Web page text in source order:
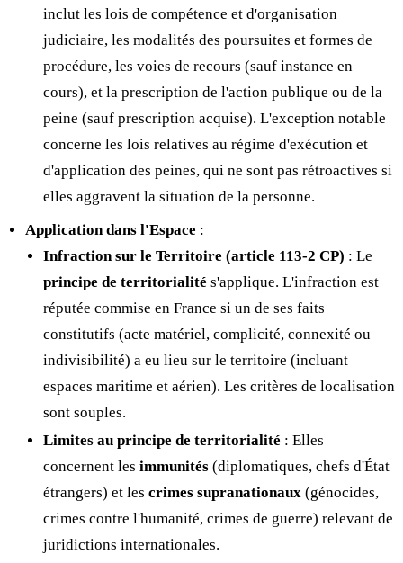
inclut les lois de compétence et d'organisation
judiciaire, les modalités des poursuites et formes de
procédure, les voies de recours (sauf instance en
cours), et la prescription de l'action publique ou de la
peine (sauf prescription acquise). L'exception notable
concerne les lois relatives au régime d'exécution et
d'application des peines, qui ne sont pas rétroactives si
elles aggravent la situation de la personne.
Application dans l'Espace :
Infraction sur le Territoire (article 113-2 CP) : Le
principe de territorialité s'applique. L'infraction est
réputée commise en France si un de ses faits
constitutifs (acte matériel, complicité, connexité ou
indivisibilité) a eu lieu sur le territoire (incluant
espaces maritime et aérien). Les critères de localisation
sont souples.
Limites au principe de territorialité : Elles
concernent les immunités (diplomatiques, chefs d'État
étrangers) et les crimes supranationaux (génocides,
crimes contre l'humanité, crimes de guerre) relevant de
juridictions internationales.